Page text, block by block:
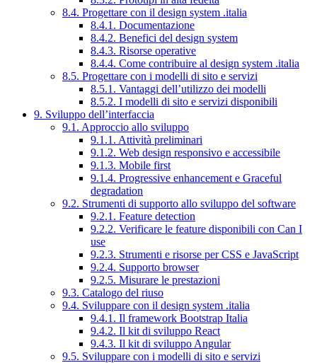
8.4. Progettare con il design system .italia
8.4.1. Documentazione
8.4.2. Benefici del design system
8.4.3. Risorse operative
8.4.4. Come contribuire al design system .italia
8.5. Progettare con i modelli di sito e servizi
8.5.1. Vantaggi dell’utilizzo dei modelli
8.5.2. I modelli di sito e servizi disponibili
9. Sviluppo dell’interfaccia
9.1. Approccio allo sviluppo
9.1.1. Attività preliminari
9.1.2. Web design responsivo e accessibile
9.1.3. Mobile first
9.1.4. Progressive enhancement e Graceful
degradation
9.2. Strumenti di supporto allo sviluppo del software
9.2.1. Feature detection
9.2.2. Verificare le feature disponibili con Can I
use
9.2.3. Strumenti e risorse per CSS e JavaScript
9.2.4. Supporto browser
9.2.5. Misurare le prestazioni
9.3. Catalogo del riuso
9.4. Sviluppare con il design system .italia
9.4.1. Il framework Bootstrap Italia
9.4.2. Il kit di sviluppo React
9.4.3. Il kit di sviluppo Angular
9.5. Sviluppare con i modelli di sito e servizi